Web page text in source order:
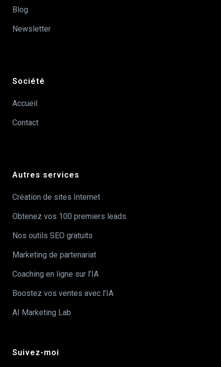
Blog
Newsletter
Société
Accueil
Contact
Autres services
Création de sites Internet
Obtenez vos 100 premiers leads
Nos outils SEO gratuits
Marketing de partenariat
Coaching en ligne sur l’IA
Boostez vos ventes avec l’IA
AI Marketing Lab
Suivez-moi